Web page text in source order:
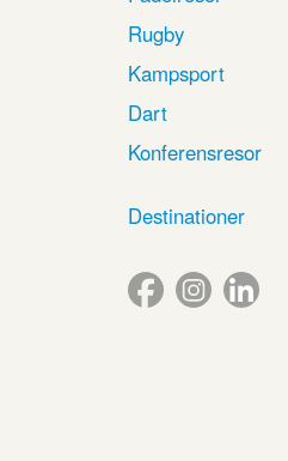
Rugby
Kampsport
Dart
Konferensresor
Destinationer